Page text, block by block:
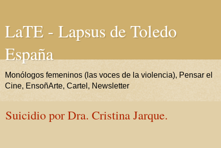
LaTE - Lapsus de Toledo
España
Monólogos femeninos (las voces de la violencia), Pensar el
Cine, EnsoñArte, Cartel, Newsletter
Suicidio por Dra. Cristina Jarque.